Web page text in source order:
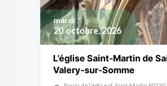
20 octobre, 2026
mardi
L’église Saint-Martin de
Valery-sur-Somme